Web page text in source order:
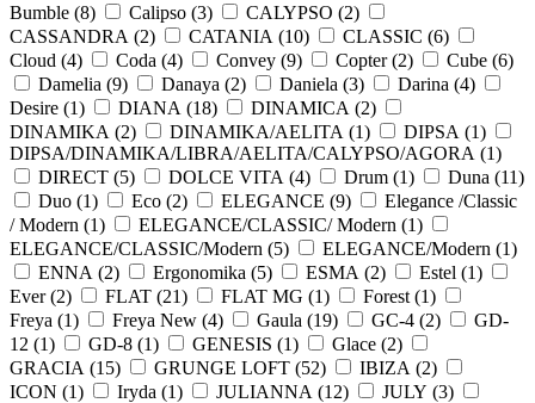
Bumble (8) Calipso (3) CALYPSO (2)
CASSANDRA (2) CATANIA (10) CLASSIC (6)
Cloud (4) Coda (4) Convey (9) Copter (2) Cube (6)
Damelia (9) Danaya (2) Daniela (3) Darina (4)
Desire (1) DIANA (18) DINAMICA (2)
DINAMIKA (2) DINAMIKA/AELITA (1) DIPSA (1)
DIPSA/DINAMIKA/LIBRA/AELITA/CALYPSO/AGORA (1)
DIRECT (5) DOLCE VITA (4) Drum (1) Duna (11)
Duo (1) Eco (2) ELEGANCE (9)
Elegance /Classic
/ Modern (1) ELEGANCE/CLASSIC/ Modern (1)
ELEGANCE/CLASSIC/Modern (5) ELEGANCE/Modern (1)
ENNA (2) Ergonomika (5) ESMA (2) Estel (1)
Ever (2) FLAT (21) FLAT MG (1) Forest (1)
Freya (1) Freya New (4) Gaula (19) GC-4 (2)
GD-
12 (1) GD-8 (1) GENESIS (1) Glace (2)
GRACIA (15) GRUNGE LOFT (52) IBIZA (2)
ICON (1) Iryda (1) JULIANNA (12) JULY (3)